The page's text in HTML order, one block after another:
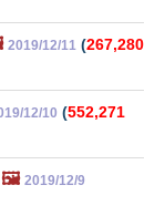
2019/12/11 (267,280
12/10 (552,271
🖼️ 2019/12/9